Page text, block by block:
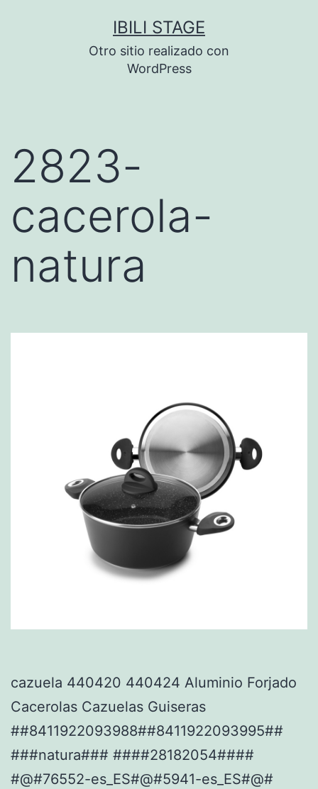
IBILI STAGE
Otro sitio realizado con
WordPress
2823-
cacerola-
natura
cazuela 440420 440424 Aluminio Forjado
Cacerolas Cazuelas Guiseras
##8411922093988##8411922093995##
###natura### ####28182054####
#@#76552-es_ES#@#5941-es_ES#@#